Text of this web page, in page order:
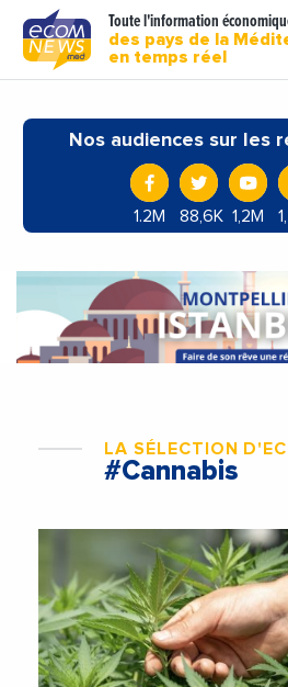
Toute l'information
des pays de la
en temps réel
Nos audiences sur les
1.2M 88,6K 1,2M
LA SÉLECTION
#Cannabis